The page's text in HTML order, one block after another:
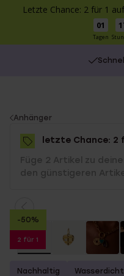
Letzte Chance: 2 für 1
01
Tagen
You
are
here:
Anhänger
letzte Chance: 2
Füge 2 Artikel zu
den günstigeren
-50%
2 für 1
Nachhaltig Wasserdicht